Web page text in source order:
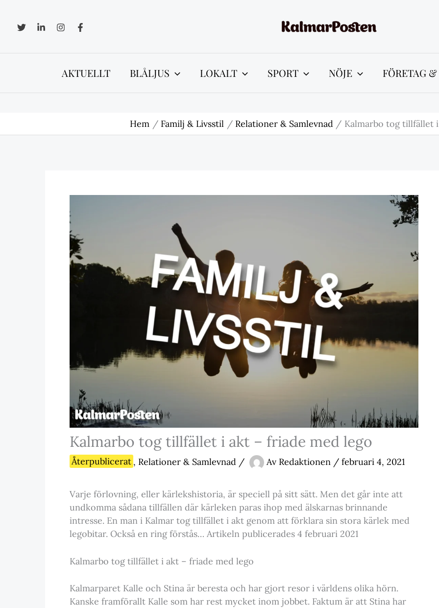
innehåll
AKTUELLT BLÅLJUS LOKALT SPORT NÖJE FÖRETAG
Hem Familj & Livsstil Relationer & Samlevnad Kalmarbo tog tillfället
Kalmarbo tog tillfället i akt – friade med lego
Återpublicerat , Relationer & Samlevnad / Av Redaktionen / februari 4, 2021
Varje förlovning, eller kärlekshistoria, är speciell på sitt sätt. Men det går inte att
undkomma sådana tillfällen där kärleken paras ihop med älskarnas brinnande
intresse. En man i Kalmar tog tillfället i akt genom att förklara sin stora kärlek med
legobitar. Också en ring förstås… Artikeln publicerades 4 februari 2021
Kalmarbo tog tillfället i akt – friade med lego
Kalmarparet Kalle och Stina är beresta och har gjort resor i världens olika hörn.
Kanske framförallt Kalle som har rest mycket inom jobbet. Faktum är att Stina har